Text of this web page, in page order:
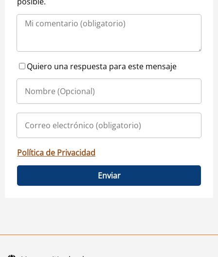
Quiero una respuesta para este mensaje
Política de Privacidad
Enviar